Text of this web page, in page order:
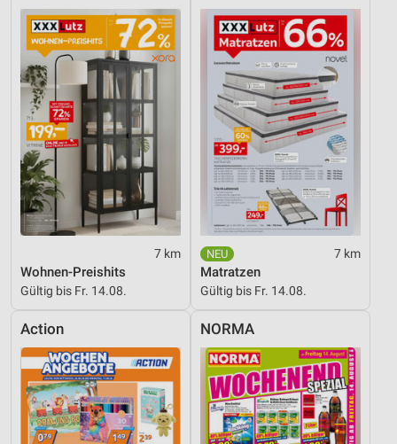
7 km
Wohnen-Preishits
Gültig bis Fr. 14.08.
7 km
Matratzen
Gültig bis Fr. 14.08.
Action NORMA